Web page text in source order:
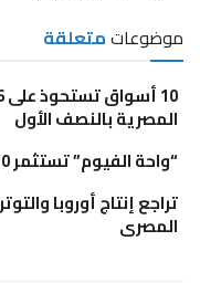
موضوعاتمتعلقة
المصرية بالنصف الأول
“واحة الفيوم” تستثمر 70 مليون جنيه في مجمع للتمور
تراجع إنتاج أوروبا
المصرى